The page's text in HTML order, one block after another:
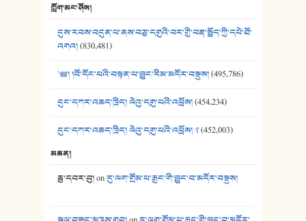
ཀློག་མང་ཤོས།
དུས་རབས་བདུན་པ་ནས་བཅུ་དགུའི་བར་གྱི་བརྡ་སྤྲོད་ཀྱི་དཔེ་ཐོ་
འགའ།(830,481)
༄༅། །བོ་དོང་པའི་བསྟན་པ་བྱུང་རིམ་མདོར་བསྡུས།(495,786)
དུང་དཀར་འཆད་ཁྲིད། ལེའུ་དགུ་པའི་འཕྲོས།(454,234)
དུང་དཀར་འཆད་ཁྲིད། ལེའུ་དགུ་པའི་འཕྲོས། ༢(452,003)
མཆན།
ཆུ་དབར་བུ།onརུ་ལག་གྲོམ་པ་རྒྱང་གི་བྱུང་བ་མདོར་བསྡུས།